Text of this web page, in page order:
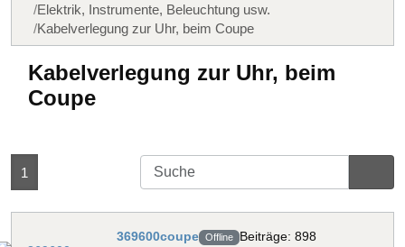
Elektrik, Instrumente, Beleuchtung usw.
Kabelverlegung zur Uhr, beim Coupe
Kabelverlegung zur Uhr, beim
Coupe
1
369600coupe Offline Beiträge: 898